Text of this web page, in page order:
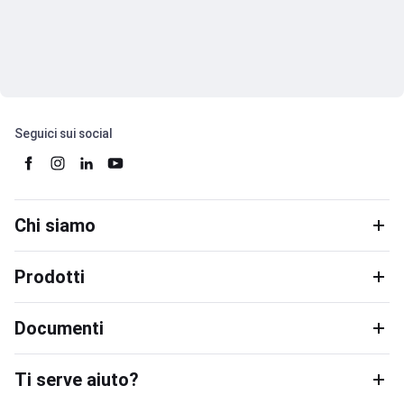
Seguici sui social
Chi siamo
Prodotti
Documenti
Ti serve aiuto?